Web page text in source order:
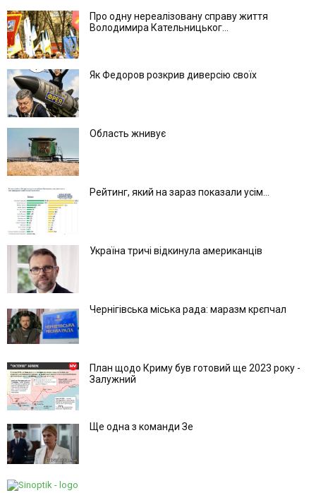
Про одну нереалізовану справу життя
Володимира Кательницьког...
Як Федоров розкрив диверсію своїх
Область жнивує
Рейтинг, який на зараз показали усім...
Україна тричі відкинула американців
Чернігівська міська рада: маразм крєпчал
План щодо Криму був готовий ще 2023 року -
Залужний
Ще одна з команди Зе